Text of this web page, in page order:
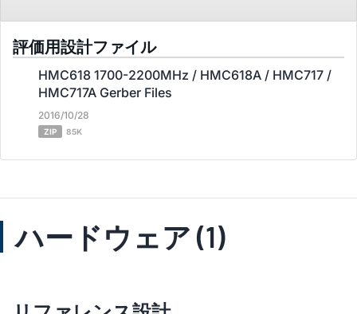
評価用設計ファイル
HMC618 1700-2200MHz / HMC618A / HMC717 /
HMC717A Gerber Files
2016/10/28
ZIP 85K
ハードウェア (1)